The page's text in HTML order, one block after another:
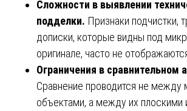
Сложности в выявлении
подделки. Признаки подчистки,
дописки, которые видны под
оригинале, часто не
Ограничения в сравнительном
Сравнение проводится не между
объектами, а между их плоскими